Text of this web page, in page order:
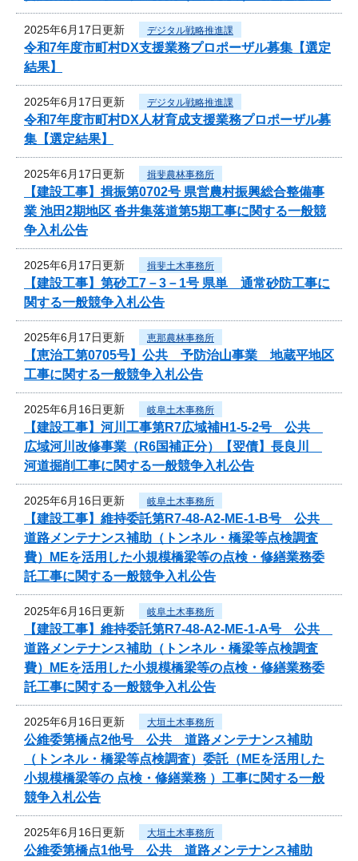
2025年6月17日更新 デジタル戦略推進課
令和7年度市町村DX支援業務プロポーザル募集【選定
結果】
2025年6月17日更新 デジタル戦略推進課
令和7年度市町村DX人材育成支援業務プロポーザル募
集【選定結果】
2025年6月17日更新 揖斐農林事務所
【建設工事】揖振第0702号 県営農村振興総合整備事
業 池田2期地区 沓井集落道第5期工事に関する一般競
争入札公告
2025年6月17日更新 揖斐土木事務所
【建設工事】第砂工7－3－1号 県単 通常砂防工事に
関する一般競争入札公告
2025年6月17日更新 恵那農林事務所
【恵治工第0705号】公共 予防治山事業 地蔵平地区
工事に関する一般競争入札公告
2025年6月16日更新 岐阜土木事務所
【建設工事】河川工事第R7広域補H1-5-2号 公共
広域河川改修事業（R6国補正分）【翌債】長良川
河道掘削工事に関する一般競争入札公告
2025年6月16日更新 岐阜土木事務所
【建設工事】維持委託第R7-48-A2-ME-1-B号 公共
道路メンテナンス補助（トンネル・橋梁等点検調査
費）MEを活用した小規模橋梁等の点検・修繕業務委
託工事に関する一般競争入札公告
2025年6月16日更新 岐阜土木事務所
【建設工事】維持委託第R7-48-A2-ME-1-A号 公共
道路メンテナンス補助（トンネル・橋梁等点検調査
費）MEを活用した小規模橋梁等の点検・修繕業務委
託工事に関する一般競争入札公告
2025年6月16日更新 大垣土木事務所
公維委第橋点2他号 公共 道路メンテナンス補助
（トンネル・橋梁等点検調査）委託（MEを活用した
小規模橋梁等の 点検・修繕業務 ）工事に関する一般
競争入札公告
2025年6月16日更新 大垣土木事務所
公維委第橋点1他号 公共 道路メンテナンス補助